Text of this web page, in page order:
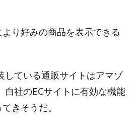
り好みの商品を表示できる
している通販サイトはアマゾ
自社のECサイトに有効な機能
きそうだ。